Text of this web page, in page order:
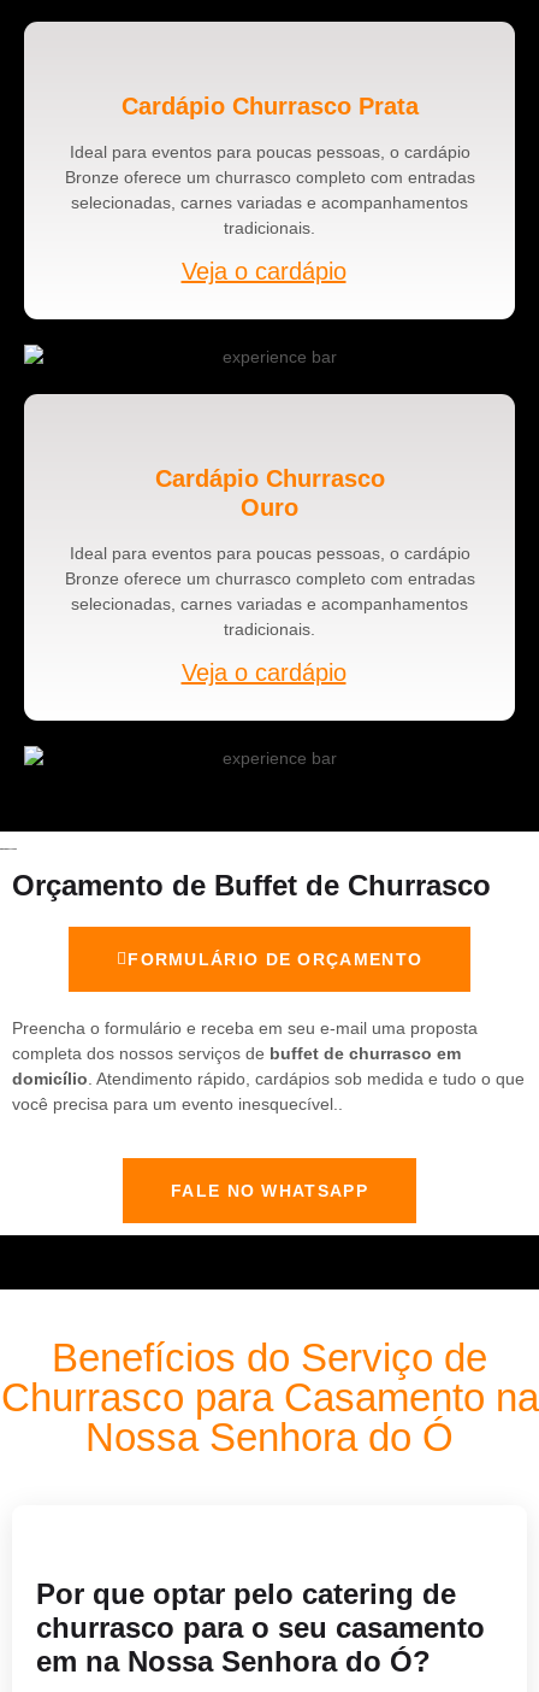
Cardápio Churrasco Prata
Ideal para eventos para poucas pessoas, o cardápio
Bronze oferece um churrasco completo com entradas
selecionadas, carnes variadas e acompanhamentos
tradicionais.
Veja o cardápio
Cardápio Churrasco
Ouro
Ideal para eventos para poucas pessoas, o cardápio
Bronze oferece um churrasco completo com entradas
selecionadas, carnes variadas e acompanhamentos
tradicionais.
Veja o cardápio
Orçamento de Buffet de Churrasco
FORMULÁRIO DE ORÇAMENTO
Preencha o formulário e receba em seu e-mail uma proposta
completa dos nossos serviços de buffet de churrasco em
domicílio . Atendimento rápido, cardápios sob medida e tudo o que
você precisa para um evento inesquecível..
FALE NO WHATSAPP
Benefícios do Serviço de
Churrasco para Casamento na
Nossa Senhora do Ó
Por que optar pelo catering de
churrasco para o seu casamento
em na Nossa Senhora do Ó?